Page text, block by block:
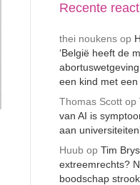
Recente
thei noukensop
‘België heeft de
een kind met een
Thomas Scottop
van AI is
aan
Huubop Tim
extreemrechts?
boodschap